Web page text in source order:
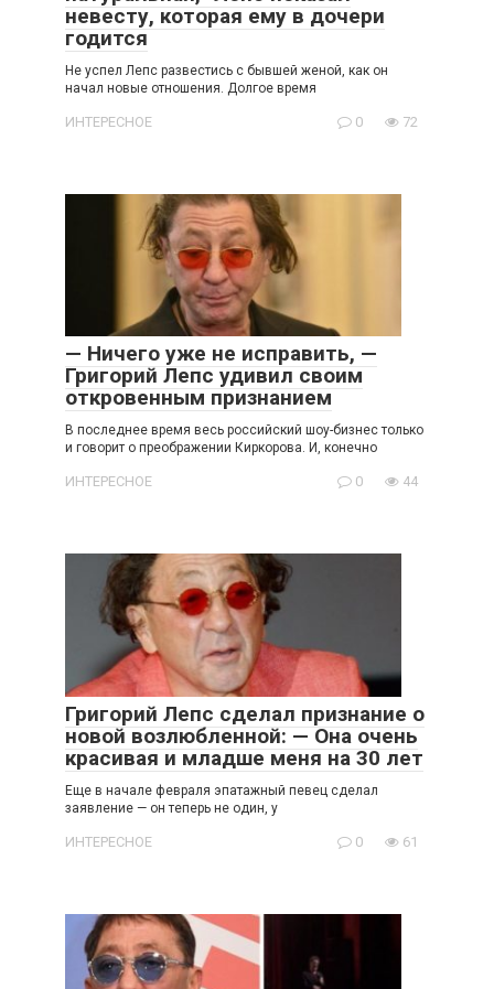
невесту, которая ему в дочери
годится
Не успел Лепс развестись с бывшей женой, как он
начал новые отношения. Долгое время
ИНТЕРЕСНОЕ 0 72
— Ничего уже не исправить, —
Григорий Лепс удивил своим
откровенным признанием
В последнее время весь российский шоу-бизнес только
и говорит о преображении Киркорова. И, конечно
ИНТЕРЕСНОЕ 0 44
Григорий Лепс сделал признание о
новой возлюбленной: — Она очень
красивая и младше меня на 30 лет
Еще в начале февраля эпатажный певец сделал
заявление — он теперь не один, у
ИНТЕРЕСНОЕ 0 61